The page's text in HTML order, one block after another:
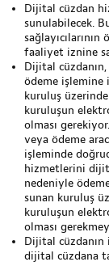
Dijital cüzdan
sunulabilecek.
sağlayıcılarının
faaliyet iznine
Dijital
ödeme
kuruluş
kuruluşun
olması
veya ödeme
işleminde
hizmetlerini
nedeniyle
sunan kuruluş
kuruluşun
olması
Dijital
dijital cüzdana